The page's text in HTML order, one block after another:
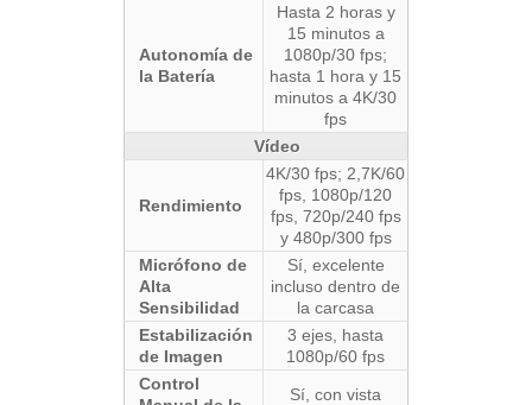
Autonomía de
la Batería
Hasta 2 horas y
15 minutos a
1080p/30 fps;
hasta 1 hora y 15
minutos a 4K/30
fps
Vídeo
Rendimiento
4K/30 fps; 2,7K/60
fps, 1080p/120
fps, 720p/240 fps
y 480p/300 fps
Micrófono de
Alta
Sensibilidad
Sí, excelente
incluso dentro de
la carcasa
Estabilización
de Imagen
3 ejes, hasta
1080p/60 fps
Control
Sí, con vista